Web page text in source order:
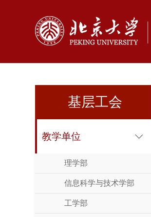
基层工会
教学单位
理学部
信息科学与技术学部
工学部